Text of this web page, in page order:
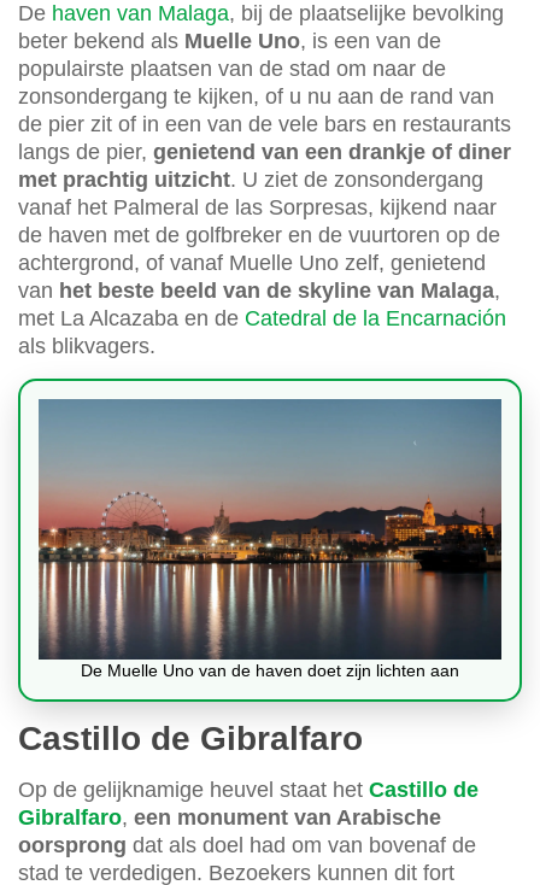
De haven van Malaga, bij de plaatselijke bevolking
beter bekend als Muelle Uno, is een van de
populairste plaatsen van de stad om naar de
zonsondergang te kijken, of u nu aan de rand van
de pier zit of in een van de vele bars en restaurants
langs de pier, genietend van een drankje of diner
met prachtig uitzicht. U ziet de zonsondergang
vanaf het Palmeral de las Sorpresas, kijkend naar
de haven met de golfbreker en de vuurtoren op de
achtergrond, of vanaf Muelle Uno zelf, genietend
van het beste beeld van de skyline van Malaga,
met La Alcazaba en de Catedral de la Encarnación
als blikvagers.
De Muelle Uno van de haven doet zijn lichten aan
Castillo de Gibralfaro
Op de gelijknamige heuvel staat het Castillo de
Gibralfaro, een monument van Arabische
oorsprong dat als doel had om van bovenaf de
stad te verdedigen. Bezoekers kunnen dit fort